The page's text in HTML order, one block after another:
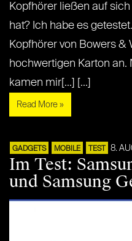
Kopfhörer ließen auf
hat? Ich habe es
Kopfhörer von Bowers &
hochwertigen Karton
kamen mir[...] [...]
Read More »
GADGETS MOBILE TEST 8.
Im Test:
und Samsung